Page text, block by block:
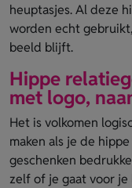
heuptasjes. Al deze
worden echt
beeld blijft.
Hippe
met logo,
Het is volkomen
maken als je de
geschenken
zelf of je gaat voor